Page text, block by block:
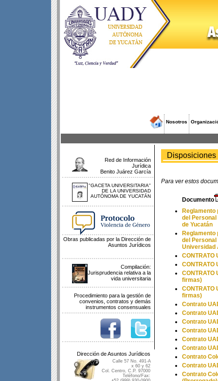
Nosotros
Red de Información
Jurídica
Benito Juárez García
"GACETA UNIVERSITARIA"
DE LA UNIVERSIDAD
AUTÓNOMA DE YUCATÁN
Obras publicadas por la Dirección de
Asuntos Jurídicos
Compilación:
Jurisprudencia relativa a la
vida universitaria
Procedimiento para la gestión de
convenios, contratos y demás
instrumentos consensuales
Dirección de Asuntos Jurídicos
Calle 57 No. 491-A
x 60 y 62
Col. Centro, C.P. 97000
Teléfono/Fax:
Disposiciones
Para ver estos
Documento
Reglamento
del
de Yucatán
Reglamento
del
Universidad
CONTRATO
CONTRATO
CONTRATO
firmas)
CONTRATO
firmas)
Contrato
Contrato
Contrato
Contrato
Contrato
Contrato
Contrato
Contrato
Contrato